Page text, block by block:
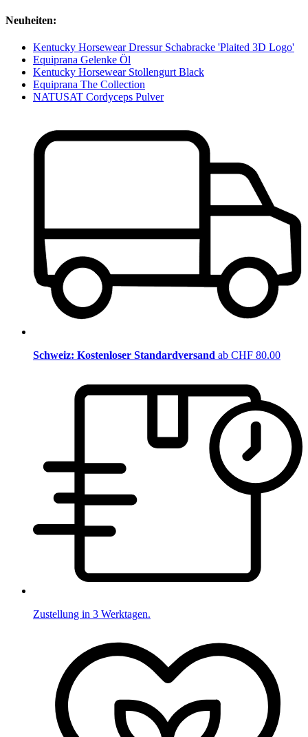
Neuheiten:
Kentucky Horsewear Dressur Schabracke 'Plaited 3D Logo'
Equiprana Gelenke Öl
Kentucky Horsewear Stollengurt Black
Equiprana The Collection
NATUSAT Cordyceps Pulver
Schweiz: Kostenloser Standardversand ab CHF 80.00
Zustellung in 3 Werktagen.